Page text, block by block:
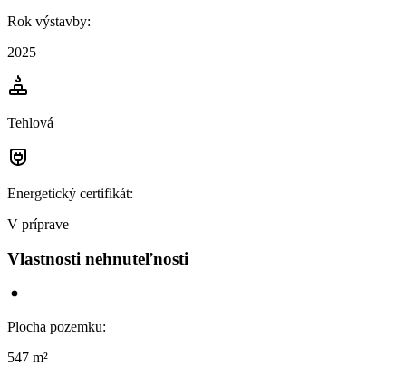
Rok výstavby:
2025
Tehlová
Energetický certifikát:
V príprave
Vlastnosti nehnuteľnosti
Plocha pozemku:
547 m²